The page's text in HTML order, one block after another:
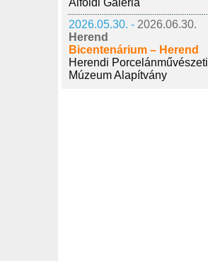
Alföldi Galéria
2026.05.30. - 2026.06.30.
Herend
Bicentenárium – Herend
Herendi Porcelánművészeti
Múzeum Alapítvány